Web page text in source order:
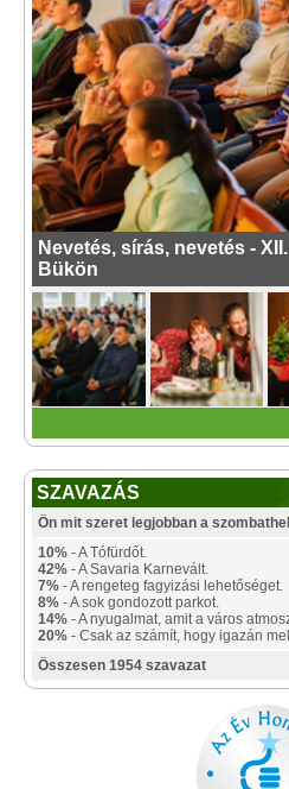
Nevetés, sírás, nevetés -
Bükön
SZAVAZÁS
Ön mit szeret legjobban a
10% - A Tófürdőt.
42% - A Savaria Karnevált.
7% - A rengeteg fagyizási lehetőséget.
8% - A sok gondozott parkot.
14% - A nyugalmat, amit a város
20% - Csak az számít, hogy igazán
Összesen 1954 szavazat